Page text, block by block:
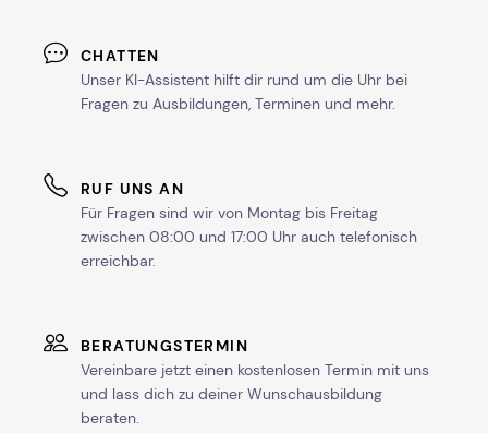
CHATTEN
Unser KI-Assistent hilft dir rund um die Uhr bei
Fragen zu Ausbildungen, Terminen und mehr.
RUF UNS AN
Für Fragen sind wir von Montag bis Freitag
zwischen 08:00 und 17:00 Uhr auch telefonisch
erreichbar.
BERATUNGSTERMIN
Vereinbare jetzt einen kostenlosen Termin mit uns
und lass dich zu deiner Wunschausbildung
beraten.